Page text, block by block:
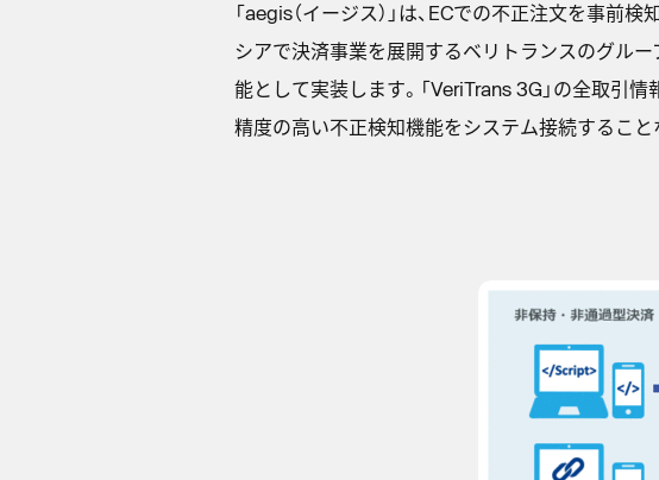
「aegis（イージス）」は、ECでの不正注文を事
シアで決済事業を展開するベリトランスのグルー
能として実装します。「VeriTrans 3G」の全取引
精度の高い不正検知機能をシステム接続すること